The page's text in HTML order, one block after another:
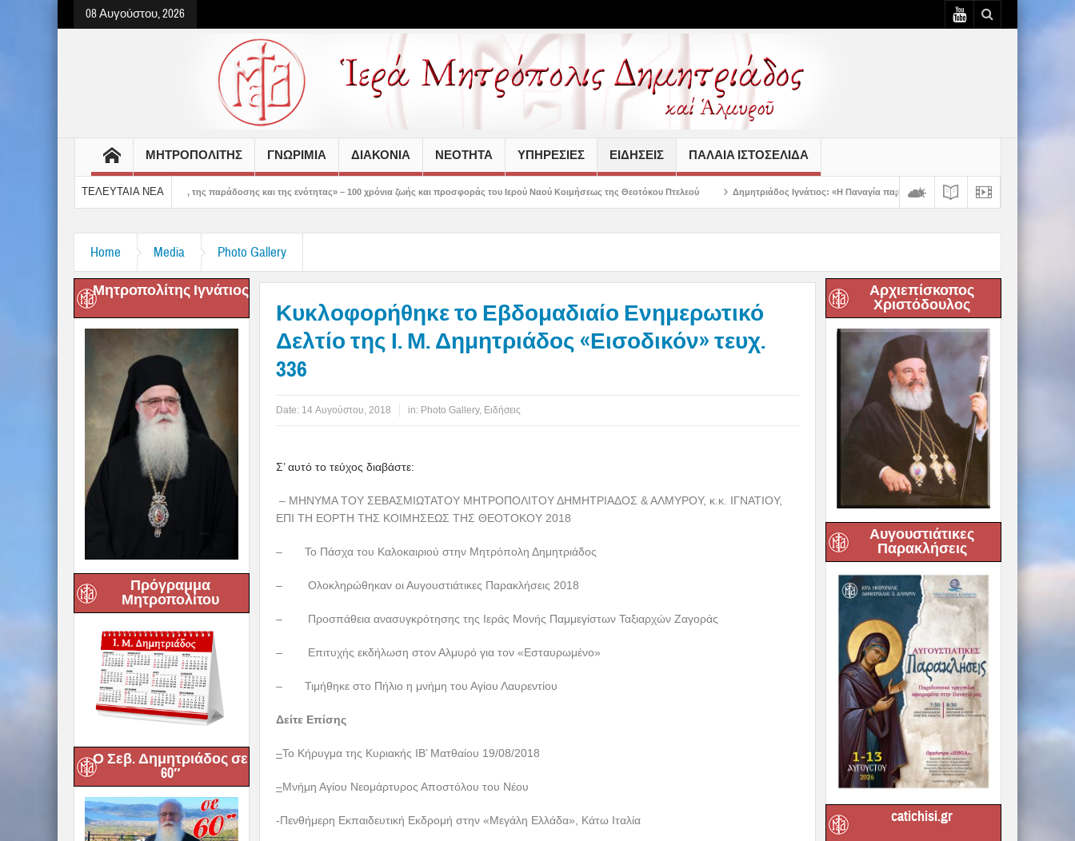
08 Αυγούστου, 2026
ΜΗΤΡΟΠΟΛΙΤΗΣ ΓΝΩΡΙΜΙΑ ΔΙΑΚΟΝΙΑ ΝΕΟΤΗΤΑ ΥΠΗΡΕΣΙΕΣ ΕΙΔΗΣΕΙΣ ΠΑΛΑΙΆ ΙΣΤΟΣΕΛΊΔΑ
ΤΕΛΕΥΤΑΙΑ ΝΕΑ
ο τόπος της πίστεως, της παράδοσης και της ενότητας» – 100 χρόνια ζωής και προσφοράς του Ιερού Ναού Κοιμήσεως της Θεοτόκου Πτελεού Δημητριάδος Ιγνάτιος: «Η Παναγία παρηγορεί και δίνει βάλσαμο σε κάθε πληγή της ανθρώπινης
Home Media Photo Gallery
Μητροπολίτης Ιγνάτιος
Πρόγραμμα
Μητροπολίτου
Ο Σεβ. Δημητριάδος σε
60″
Κυκλοφορήθηκε το Εβδομαδιαίο Ενημερωτικό
Δελτίο της Ι. Μ. Δημητριάδος «Εισοδικόν» τευχ.
336
Date: 14 Αυγούστου, 2018 in: Photo Gallery, Ειδήσεις
Σ’ αυτό το τεύχος διαβάστε:
– ΜΗΝΥΜΑ ΤΟΥ ΣΕΒΑΣΜΙΩΤΑΤΟΥ ΜΗΤΡΟΠΟΛΙΤΟΥ ΔΗΜΗΤΡΙΑΔΟΣ & ΑΛΜΥΡΟΥ, κ.κ. ΙΓΝΑΤΙΟΥ,
ΕΠΙ ΤΗ ΕΟΡΤΗ ΤΗΣ ΚΟΙΜΗΣΕΩΣ ΤΗΣ ΘΕΟΤΟΚΟΥ 2018
– Το Πάσχα του Καλοκαιριού στην Μητρόπολη Δημητριάδος
– Ολοκληρώθηκαν οι Αυγουστιάτικες Παρακλήσεις 2018
– Προσπάθεια ανασυγκρότησης της Ιεράς Μονής Παμμεγίστων Ταξιαρχών Ζαγοράς
– Επιτυχής εκδήλωση στον Αλμυρό για τον «Εσταυρωμένο»
– Τιμήθηκε στο Πήλιο η μνήμη του Αγίου Λαυρεντίου
Δείτε Επίσης
–Το Κήρυγμα της Κυριακής IB’ Mατθαίου 19/08/2018
–Μνήμη Αγίου Νεομάρτυρος Αποστόλου του Νέου
-Πενθήμερη Εκπαιδευτική Εκδρομή στην «Μεγάλη Ελλάδα», Κάτω Ιταλία
Αρχιεπίσκοπος
Χριστόδουλος
Αυγουστιάτικες
Παρακλήσεις
catichisi.gr